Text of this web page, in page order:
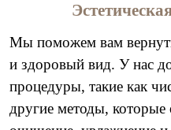
Мы поможем вам
и здоровый вид. У нас
процедуры, такие как
другие методы, которые